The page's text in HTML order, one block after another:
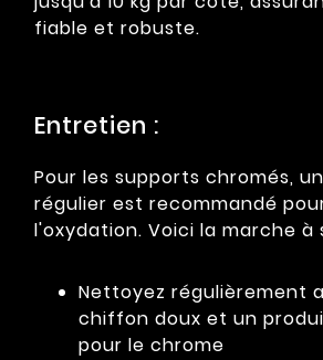
fiable et robuste.
Entretien :
Pour les supports chromés,
régulier est recommandé
l'oxydation. Voici la marche à
Nettoyez régulièrement
chiffon doux et un
pour le chrome